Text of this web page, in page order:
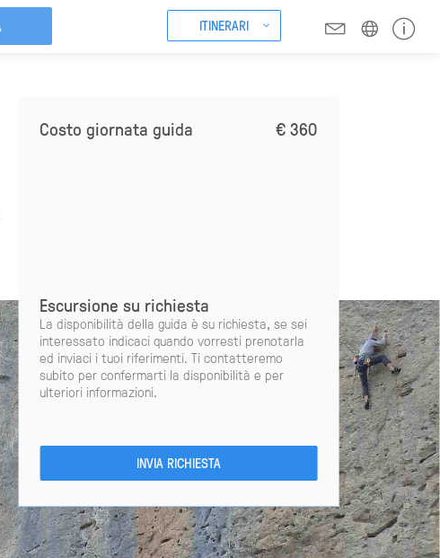
ITINERARI
Costo giornata guida € 360
Escursione su richiesta
La disponibilità della guida è su richiesta, se sei
interessato indicaci quando vorresti prenotarla
ed inviaci i tuoi riferimenti. Ti contatteremo
subito per confermarti la disponibilità e per
ulteriori informazioni.